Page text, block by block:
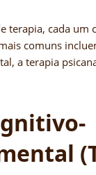
terapia, cada um
comuns
a terapia